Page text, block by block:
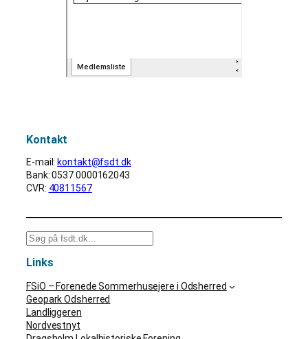
Kontakt
E-mail: kontakt@fsdt.dk
Bank: 0537 0000162043
CVR: 40811567
S
g
Links
FSiO – Forenede Sommerhusejere i Odsherred
Geopark Odsherred
Landliggeren
Nordvestnyt